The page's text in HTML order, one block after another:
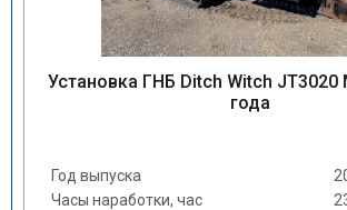
Установка ГНБ Ditch Witch JT3020
года
Год выпуска
Часы наработки, час